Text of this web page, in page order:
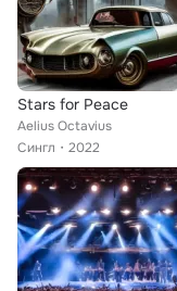
Stars for Peace
Aelius Octavius
Сингл
2022